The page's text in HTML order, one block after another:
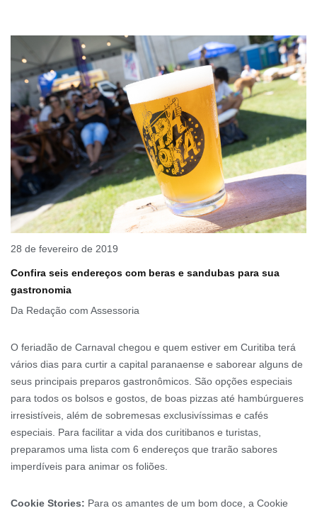
28 de fevereiro de 2019
Confira seis endereços com beras e sandubas para sua
gastronomia
Da Redação com Assessoria
O feriadão de Carnaval chegou e quem estiver em Curitiba terá
vários dias para curtir a capital paranaense e saborear alguns de
seus principais preparos gastronômicos. São opções especiais
para todos os bolsos e gostos, de boas pizzas até hambúrgueres
irresistíveis, além de sobremesas exclusivíssimas e cafés
especiais. Para facilitar a vida dos curitibanos e turistas,
preparamos uma lista com 6 endereços que trarão sabores
imperdíveis para animar os foliões.
Cookie Stories: Para os amantes de um bom doce, a Cookie